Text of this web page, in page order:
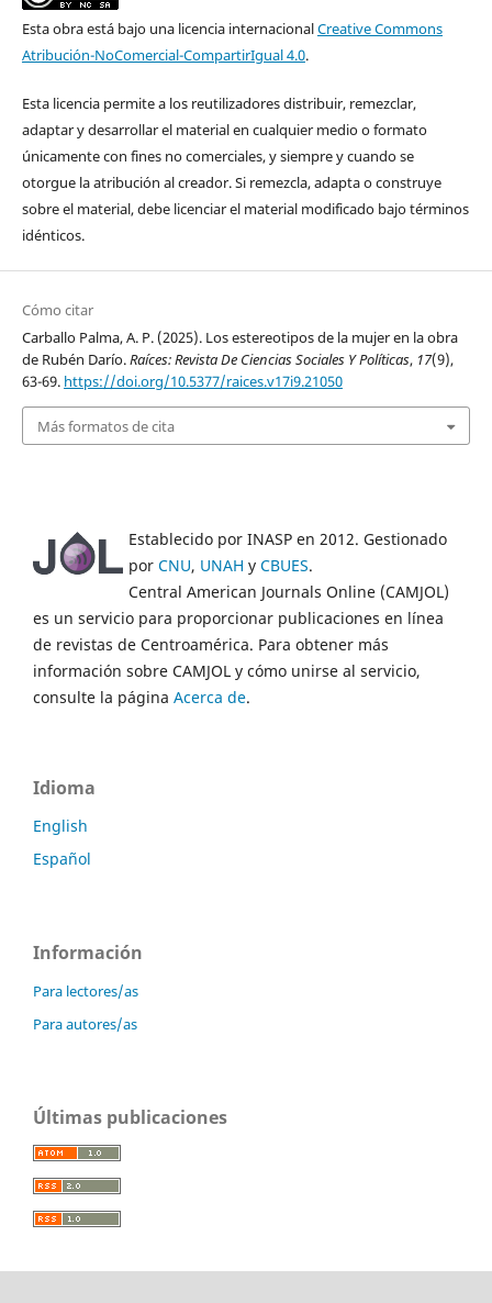
Esta obra está bajo una licencia internacionalCreative Commons
Atribución-NoComercial-CompartirIgual 4.0.
Esta licencia permite a los reutilizadores distribuir, remezclar,
adaptar y desarrollar el material en cualquier medio o formato
únicamente con fines no comerciales, y siempre y cuando se
otorgue la atribución al creador. Si remezcla, adapta o construye
sobre el material, debe licenciar el material modificado bajo términos
idénticos.
Cómo citar
Carballo Palma, A. P. (2025). Los estereotipos de la mujer en la obra
de Rubén Darío.Raíces: Revista De Ciencias Sociales Y Políticas, 17(9),
63-69. https://doi.org/10.5377/raices.v17i9.21050
Más formatos de cita
Establecido por INASP en 2012. Gestionado
por CNU, UNAH y CBUES.
Central American Journals Online (CAMJOL)
es un servicio para proporcionar publicaciones en línea
de revistas de Centroamérica. Para obtener más
información sobre CAMJOL y cómo unirse al servicio,
consulte la página Acerca de.
Idioma
English
Español
Información
Para lectores/as
Para autores/as
Últimas publicaciones